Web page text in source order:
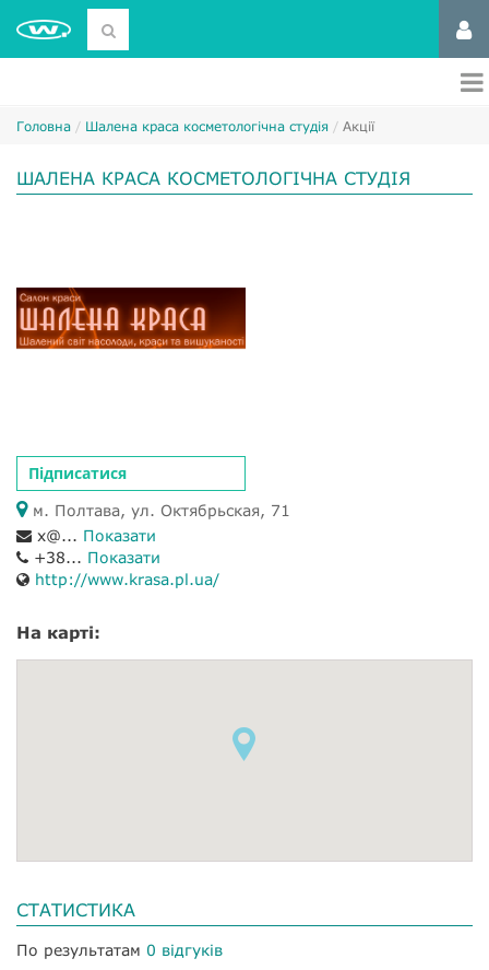
Головна Шалена краса косметологічна студія Акції
ШАЛЕНА КРАСА КОСМЕТОЛОГІЧНА СТУДІЯ
Підписатися
м. Полтава, ул. Октябрьская, 71
x@... Показати
+38... Показати
http://www.krasa.pl.ua/
На карті:
СТАТИСТИКА
По результатам 0 відгуків